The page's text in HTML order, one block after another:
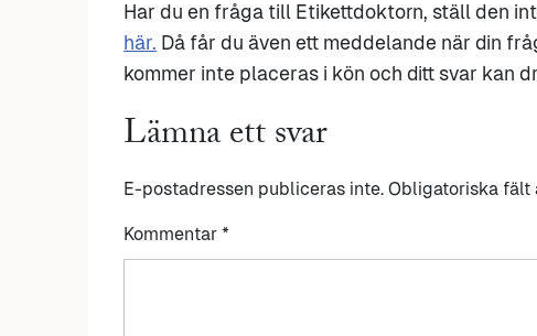
Har du en fråga till Etikettdoktorn, ställ den
här. Då får du även ett meddelande när din
kommer inte placeras i kön och ditt svar kan
Lämna ett svar
E-postadressen publiceras inte. Obligatoriska fält
Kommentar *